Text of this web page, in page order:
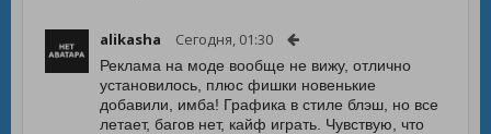
alikasha Сегодня, 01:30
Реклама на моде вообще не вижу, отлично
установилось, плюс фишки новенькие
добавили, имба! Графика в стиле блэш, но все
летает, багов нет, кайф играть. Чувствую, что